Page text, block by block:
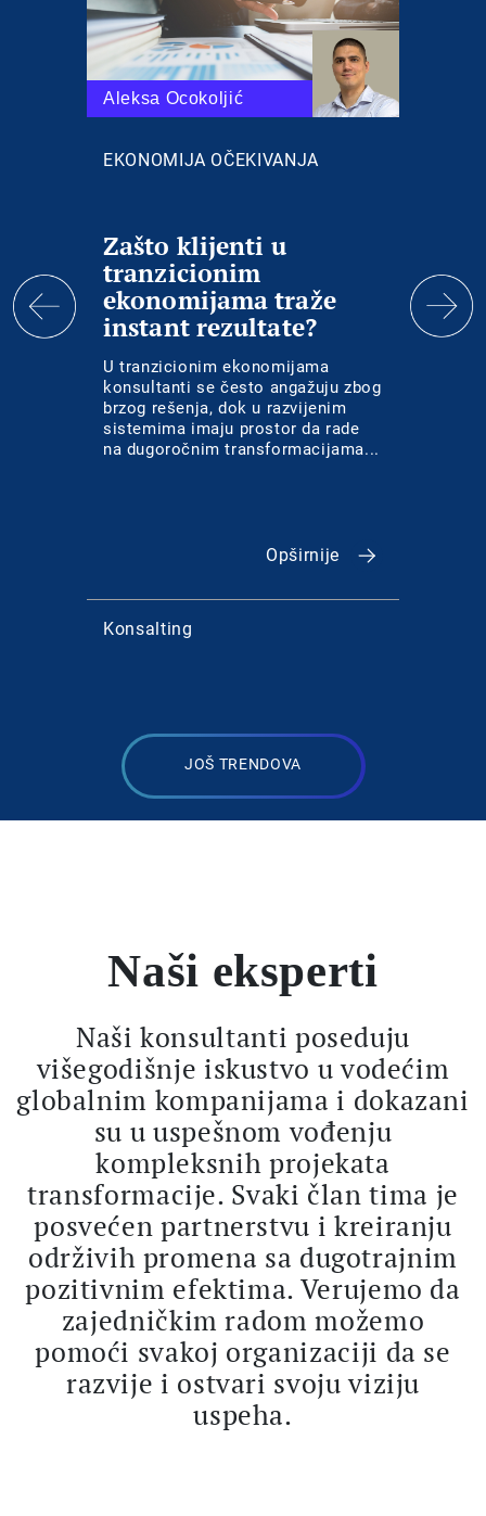
Aleksa Ocokoljić
EKONOMIJA OČEKIVANJA
Zašto klijenti u
tranzicionim
ekonomijama traže
instant rezultate?
U tranzicionim ekonomijama
konsultanti se često angažuju zbog
brzog rešenja, dok u razvijenim
sistemima imaju prostor da rade
na dugoročnim transformacijama...
Opširnije
Konsalting
JOŠ TRENDOVA
Naši eksperti
Naši konsultanti poseduju
višegodišnje iskustvo u vodećim
globalnim kompanijama i dokazani
su u uspešnom vođenju
kompleksnih projekata
transformacije. Svaki član tima je
posvećen partnerstvu i kreiranju
održivih promena sa dugotrajnim
pozitivnim efektima. Verujemo da
zajedničkim radom možemo
pomoći svakoj organizaciji da se
razvije i ostvari svoju viziju
uspeha.